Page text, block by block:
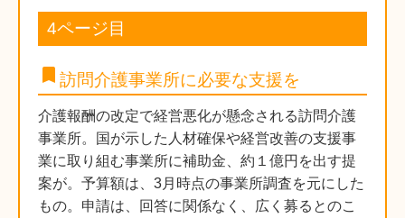
4ページ目
bookmark 訪問介護事業所に必要な支援を
介護報酬の改定で経営悪化が懸念される訪問介護
事業所。国が示した人材確保や経営改善の支援事
業に取り組む事業所に補助金、約１億円を出す提
案が。予算額は、3月時点の事業所調査を元にした
もの。申請は、回答に関係なく、広く募るとのこ